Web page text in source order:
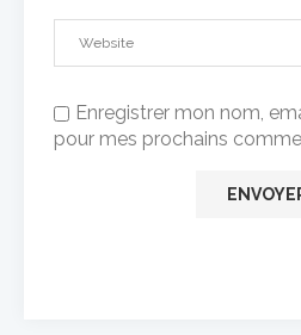
Enregistrer mon nom,
pour mes prochains